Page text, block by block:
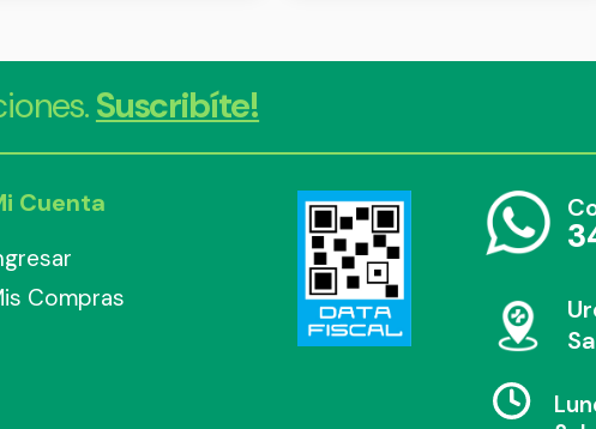
Suscribíte!
Cuenta
Compras